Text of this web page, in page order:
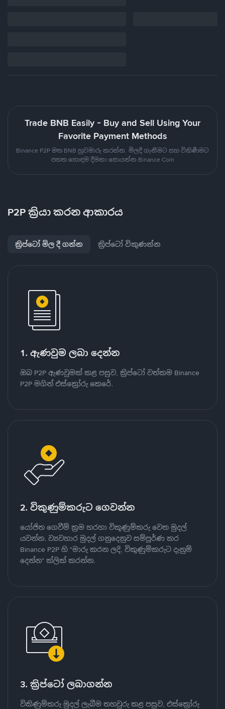
Trade BNB Easily - Buy and Sell Using Your
Favorite Payment Methods
Binance P2P මත BNB හුවමාරු කරන්න. මිලදී ගැනීමට සහ විකිණීමට
පහත හොඳම දීමනා සොයන්න Binance Coin
P2P ක්‍රියා කරන ආකාරය
ක්‍රිප්ටෝ මිල දී ගන්න ක්‍රිප්ටෝ විකුණන්න
1. ඇණවුම ලබා දෙන්න
ඔබ P2P ඇණවුමක් කළ පසුව, ක්‍රිප්ටෝ වත්කම Binance
P2P මගින් එස්ක්‍රෝරු කෙරේ.
2. විකුණුම්කරුට ගෙවන්න
යෝජිත ගෙවීම් ක්‍රම හරහා විකුණුම්කරු වෙත මුදල්
යවන්න. ව්‍යවහාර මුදල් ගනුදෙනුව සම්පූර්ණ කර
Binance P2P හි "මාරු කරන ලදි, විකුණුම්කරුට දැනුම්
දෙන්න" ක්ලික් කරන්න.
3. ක්‍රිප්ටෝ ලබාගන්න
විකිණුම්කරු මුදල් ලැබීම තහවුරු කළ පසුව, එස්ක්‍රෝරු